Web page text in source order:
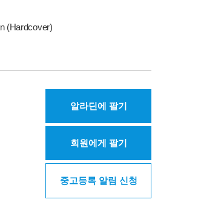
(Hardcover)
알라딘에 팔기
회원에게 팔기
중고등록 알림 신청